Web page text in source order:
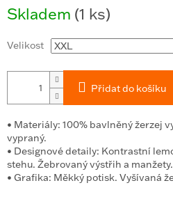
cena:
Skladem (1 ks)
Velikost
Přidat do košíku
• Materiály: 100% bavlněný žerzej
vypraný.
• Designové detaily: Kontrastní
stehu. Žebrovaný výstřih a manžety.
• Grafika: Měkký potisk. Vyšívaná